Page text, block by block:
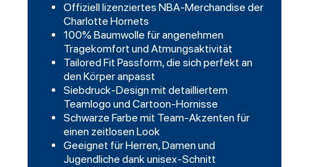
Offiziell lizenziertes NBA-Merchandise der
Charlotte Hornets
100% Baumwolle für angenehmen
Tragekomfort und Atmungsaktivität
Tailored Fit Passform, die sich perfekt an
den Körper anpasst
Siebdruck-Design mit detailliertem
Teamlogo und Cartoon-Hornisse
Schwarze Farbe mit Team-Akzenten für
einen zeitlosen Look
Geeignet für Herren, Damen und
Jugendliche dank unisex-Schnitt